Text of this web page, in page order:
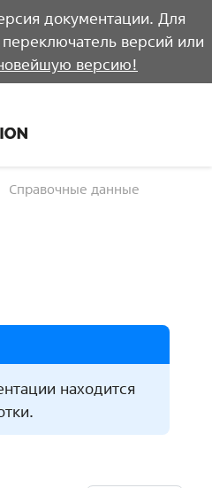
документации. Для
версий или
версию!
Справочные данные
находится